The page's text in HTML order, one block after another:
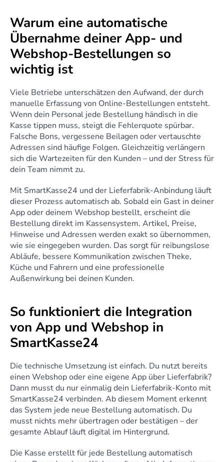
Warum eine automatische
Übernahme deiner App- und
Webshop-Bestellungen so
wichtig ist
Viele Betriebe unterschätzen den Aufwand, der durch
manuelle Erfassung von Online-Bestellungen entsteht.
Wenn dein Personal jede Bestellung händisch in die
Kasse tippen muss, steigt die Fehlerquote spürbar.
Falsche Bons, vergessene Beilagen oder vertauschte
Adressen sind häufige Folgen. Gleichzeitig verlängern
sich die Wartezeiten für den Kunden – und der Stress für
dein Team nimmt zu.
Mit SmartKasse24 und der Lieferfabrik-Anbindung läuft
dieser Prozess automatisch ab. Sobald ein Gast in deiner
App oder deinem Webshop bestellt, erscheint die
Bestellung direkt im Kassensystem. Artikel, Preise,
Hinweise und Adressen werden exakt so übernommen,
wie sie eingegeben wurden. Das sorgt für reibungslose
Abläufe, bessere Kommunikation zwischen Theke,
Küche und Fahrern und eine professionelle
Außenwirkung bei deinen Kunden.
So funktioniert die Integration
von App und Webshop in
SmartKasse24
Die technische Umsetzung ist einfach. Du nutzt bereits
einen Webshop oder eine eigene App über Lieferfabrik?
Dann musst du nur einmalig dein Lieferfabrik-Konto mit
SmartKasse24 verbinden. Ab diesem Moment erkennt
das System jede neue Bestellung automatisch. Du
musst nichts mehr übertragen oder bestätigen – der
gesamte Ablauf läuft digital im Hintergrund.
Die Kasse erstellt für jede Bestellung automatisch